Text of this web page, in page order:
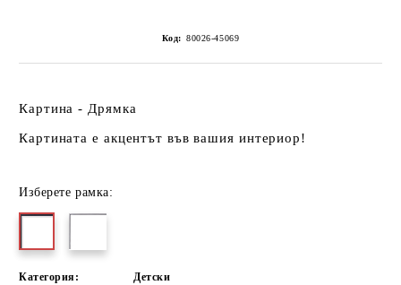
Код: 80026-45069
Картина - Дрямка
Картината е акцентът във вашия интериор!
Изберете рамка:
Категория:
Детски